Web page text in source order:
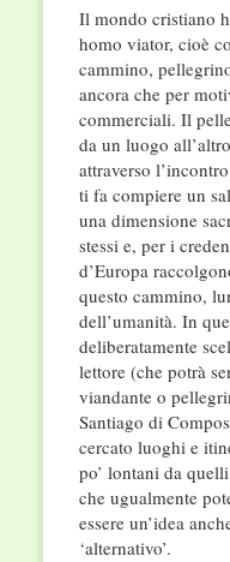
Il mondo cristiano
homo viator, cioè
cammino,
ancora che per
commerciali. Il
da un luogo
attraverso
ti fa compiere un
una dimensione
stessi e, per i
d’Europa
questo cammino,
dell’umanità. In
deliberatamente
lettore (che potrà
viandante o
Santiago di
cercato luoghi e
po’ lontani da
che ugualmente
essere un’idea
‘alternativo’.